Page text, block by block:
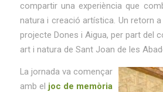
compartir una experiència que
natura i creació artística. Un retorn
projecte Dones i Aigua, per part del
art i natura de Sant Joan de les
La jornada va començar
amb el joc de memòria